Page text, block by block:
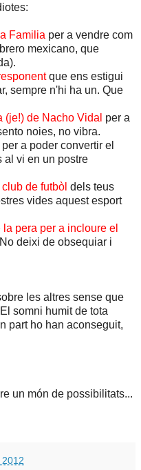
Familia per a vendre com
mexicano, que
que ens estigui
sempre n'hi ha un. Que
(je!) de Nacho Vidal per a
noies, no vibra.
per a poder convertir el
al vi en un postre
de futbòl dels teus
vides aquest esport
pera per a incloure el
deixi de obsequiar i
les altres sense que
somni humit de tota
part ho han aconseguit,
un món de possibilitats...